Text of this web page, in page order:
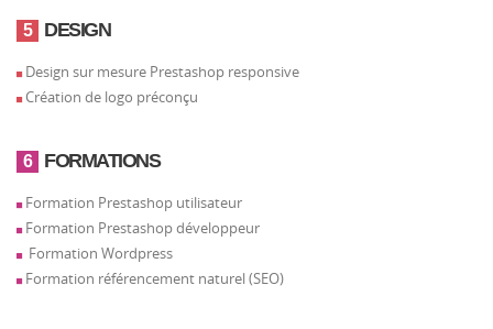
5 DESIGN
Design sur mesure Prestashop responsive
Création de logo préconçu
6 FORMATIONS
Formation Prestashop utilisateur
Formation Prestashop développeur
Formation Wordpress
Formation référencement naturel (SEO)